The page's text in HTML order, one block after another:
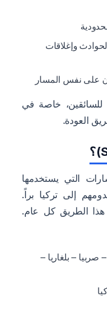
وإغلاقات
على نفس المسار
للسائقين، خاصة في
العودة.
التي يستخدمها
إلى تركيا براً.
الطريق كل عام.
صربيا – بلغاريا –